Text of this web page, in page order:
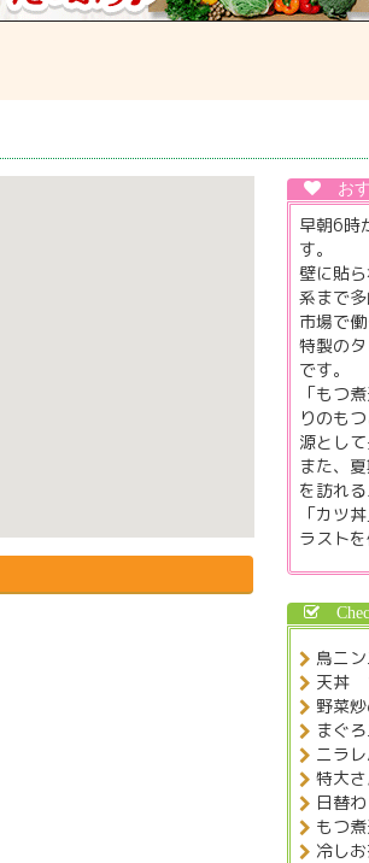
早朝6時
す。
壁に貼
系まで多
市場で
特製の
です。
「もつ
りのも
源とし
また、
を訪れ
「カツ
ラスト
鳥ニ
天丼
野菜
まぐ
ニラ
特大
日替
もつ
冷し